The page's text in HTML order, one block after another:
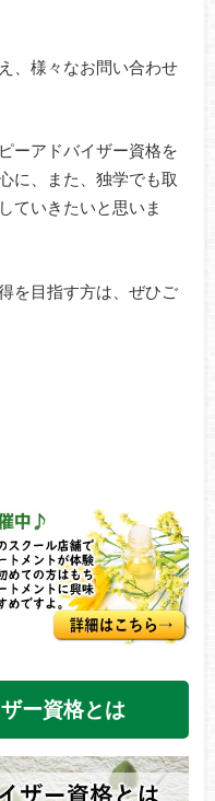
、様々なお問い合わせ
ーアドバイザー資格を
に、また、独学でも取
ていきたいと思いま
を目指す方は、ぜひご
ー資格とは